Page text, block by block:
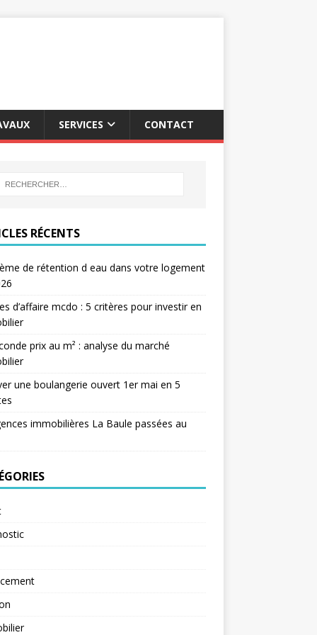
SERVICES CONTACT
RÉCENTS
de rétention d eau dans votre logement
d’affaire mcdo : 5 critères pour investir en
prix au m² : analyse du marché
une boulangerie ouvert 1er mai en 5
immobilières La Baule passées au